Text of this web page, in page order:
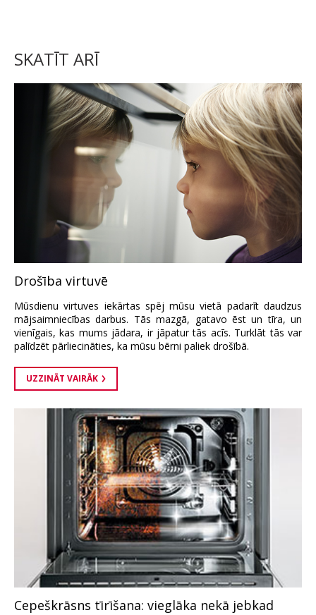
SKATĪT ARĪ
Drošība virtuvē
Mūsdienu virtuves iekārtas spēj mūsu vietā padarīt daudzus
mājsaimniecības darbus. Tās mazgā, gatavo ēst un tīra, un
vienīgais, kas mums jādara, ir jāpatur tās acīs. Turklāt tās var
palīdzēt pārliecināties, ka mūsu bērni paliek drošībā.
UZZINĀT VAIRĀK
Cepeškrāsns tīrīšana: vieglāka nekā jebkad